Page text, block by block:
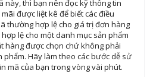
này, thì bạn nên đọc kỹ thông tin
được liệt kê để biết các điều
thường hợp lệ cho giá trị đơn hàng
lệ cho một danh mục sản phẩm
hàng được chọn chứ không phải
Hãy làm theo các bước dễ sử
mã của bạn trong vòng vài phút.